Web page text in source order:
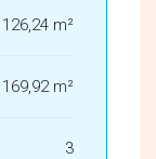
126,24 m²
169,92 m²
3